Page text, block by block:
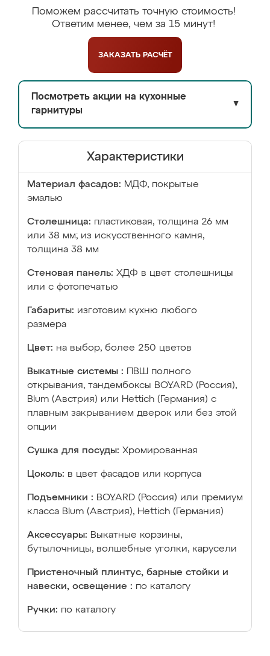
Поможем рассчитать точную стоимость!
Ответим менее, чем за 15 минут!
ЗАКАЗАТЬ РАСЧЁТ
Посмотреть акции на кухонные
гарнитуры
▼
Характеристики
Материал фасадов: МДФ, покрытые
эмалью
Столешница: пластиковая, толщина 26 мм
или 38 мм; из искусственного камня,
толщина 38 мм
Стеновая панель: ХДФ в цвет столешницы
или с фотопечатью
Габариты: изготовим кухню любого
размера
Цвет: на выбор, более 250 цветов
Выкатные системы :
ПВШ полного
открывания, тандембоксы BOYARD (Россия),
Blum (Австрия) или Hettich (Германия) с
плавным закрыванием дверок или без этой
опции
Сушка для посуды: Хромированная
Цоколь: в цвет фасадов или корпуса
Подъемники : BOYARD (Россия) или премиум
класса Blum (Австрия), Hettich (Германия)
Аксессуары: Выкатные корзины,
бутылочницы, волшебные уголки, карусели
Пристеночный плинтус, барные стойки и
навески, освещение : по каталогу
Ручки: по каталогу